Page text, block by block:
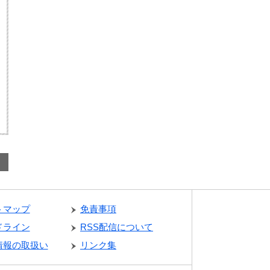
マップ
免責事項
ライン
RSS配信について
報の取扱い
リンク集